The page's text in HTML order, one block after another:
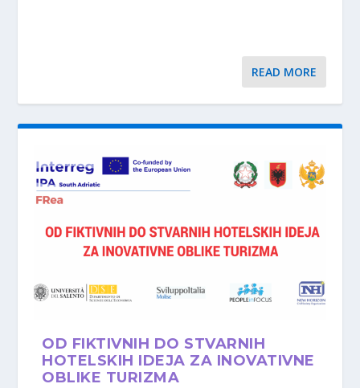
READ MORE
OD FIKTIVNIH DO STVARNIH
HOTELSKIH IDEJA ZA INOVATIVNE
OBLIKE TURIZMA